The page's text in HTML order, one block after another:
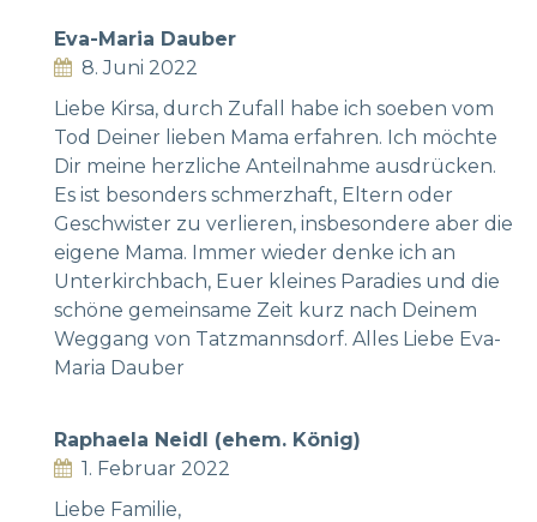
Eva-Maria Dauber
8. Juni 2022
Liebe Kirsa, durch Zufall habe ich soeben vom
Tod Deiner lieben Mama erfahren. Ich möchte
Dir meine herzliche Anteilnahme ausdrücken.
Es ist besonders schmerzhaft, Eltern oder
Geschwister zu verlieren, insbesondere aber die
eigene Mama. Immer wieder denke ich an
Unterkirchbach, Euer kleines Paradies und die
schöne gemeinsame Zeit kurz nach Deinem
Weggang von Tatzmannsdorf. Alles Liebe Eva-
Maria Dauber
Raphaela Neidl (ehem. König)
1. Februar 2022
Liebe Familie,